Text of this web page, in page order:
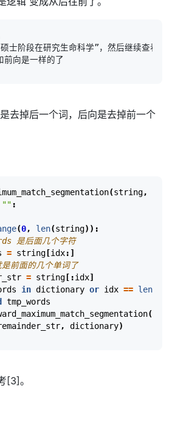
士阶段在研究生命科学”，然后继续查看，
去掉后一个词，后向是去掉前一个
(string,
"" :
(0, len(string)):
是后面几个字符
= string [idx:]
前面的几个单词了
= string [:idx]
in dictionary or idx == len
tmp_words
(
, dictionary)
[3]。